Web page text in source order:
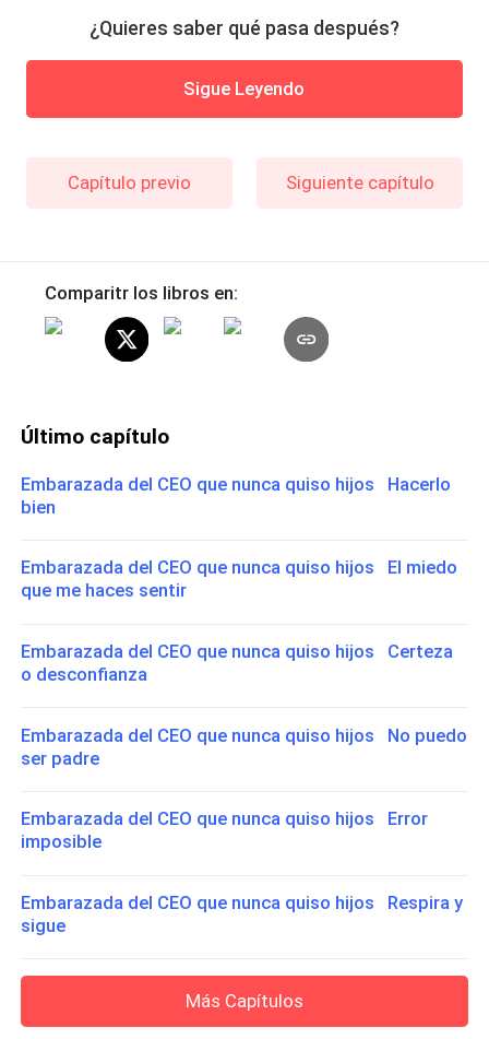
¿Quieres saber qué pasa después?
Sigue Leyendo
Capítulo previo Siguiente capítulo
Comparitr los libros en:
Último capítulo
Embarazada del CEO que nunca quiso hijos Hacerlo
bien
Embarazada del CEO que nunca quiso hijos El miedo
que me haces sentir
Embarazada del CEO que nunca quiso hijos Certeza
o desconfianza
Embarazada del CEO que nunca quiso hijos No puedo
ser padre
Embarazada del CEO que nunca quiso hijos Error
imposible
Embarazada del CEO que nunca quiso hijos Respira y
sigue
Más Capítulos